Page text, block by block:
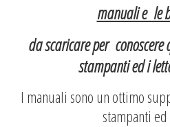
manuali e le
da scaricare per
stampanti ed i
I manuali sono un ottimo
stampanti